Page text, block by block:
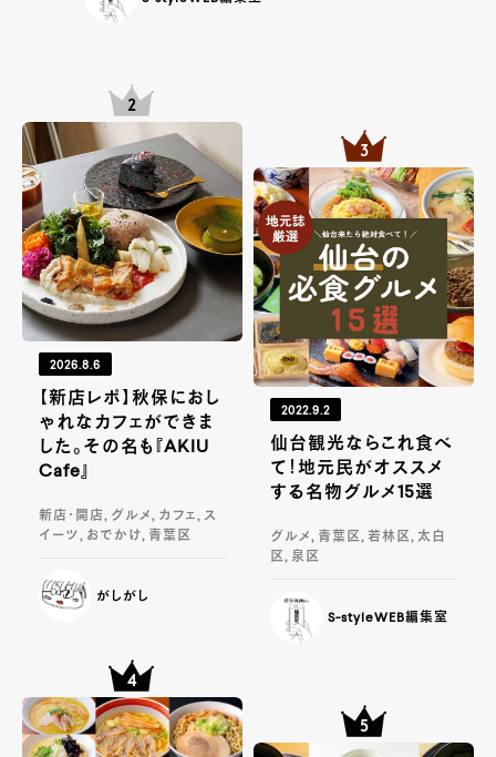
2026.8.6
【新店レポ】秋保におし
ゃれなカフェができま
した。その名も『AKIU
Cafe』
新店・開店, グルメ, カフェ, ス
イーツ, おでかけ, 青葉区
がしがし
2022.9.2
仙台観光ならこれ食べ
て！地元民がオススメ
する名物グルメ15選
グルメ, 青葉区, 若林区, 太白
区, 泉区
S-styleWEB編集室